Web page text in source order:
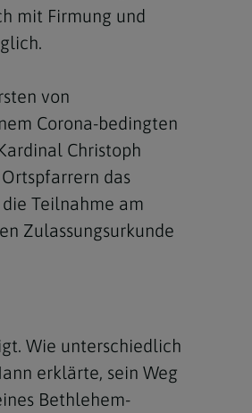
mit Firmung und
von
Corona-bedingten
Christoph
das
Teilnahme am
Zulassungsurkunde
Wie unterschiedlich
erklärte, sein Weg
Bethlehem-